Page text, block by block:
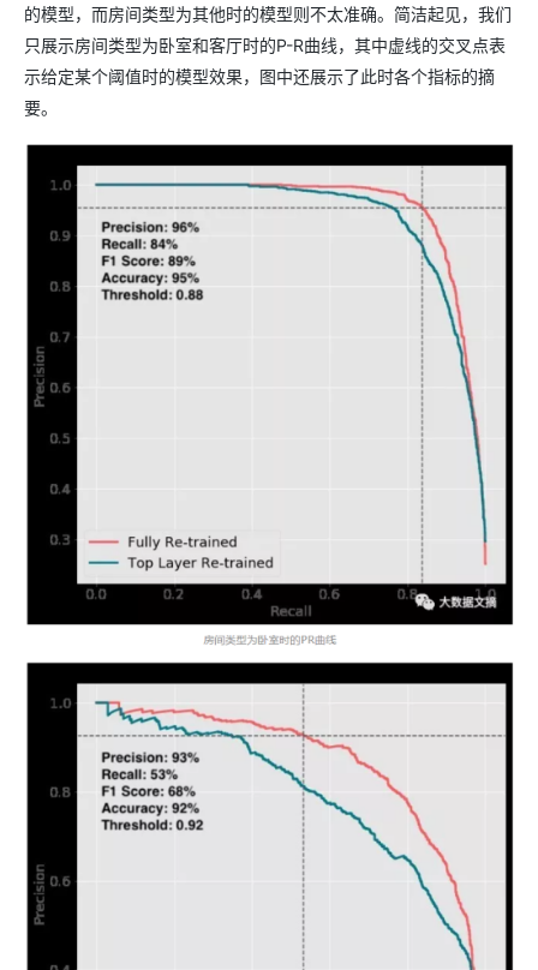
的模型，而房间类型为其他时的模型则不太准确。简洁起见，我们
只展示房间类型为卧室和客厅时的P-R曲线，其中虚线的交叉点表
示给定某个阈值时的模型效果，图中还展示了此时各个指标的摘
要。